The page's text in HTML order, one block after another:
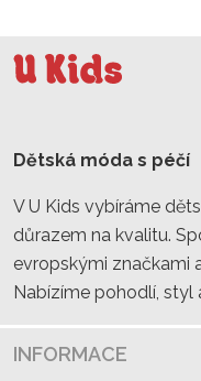
Dětská móda s péčí
V U Kids vybíráme
důrazem na kvalitu.
evropskými značkami
Nabízíme pohodlí, styl
INFORMACE